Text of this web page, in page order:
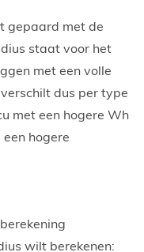
gepaard met de
staat voor het
met een volle
dus per type
met een hogere Wh
hogere
wilt berekenen: